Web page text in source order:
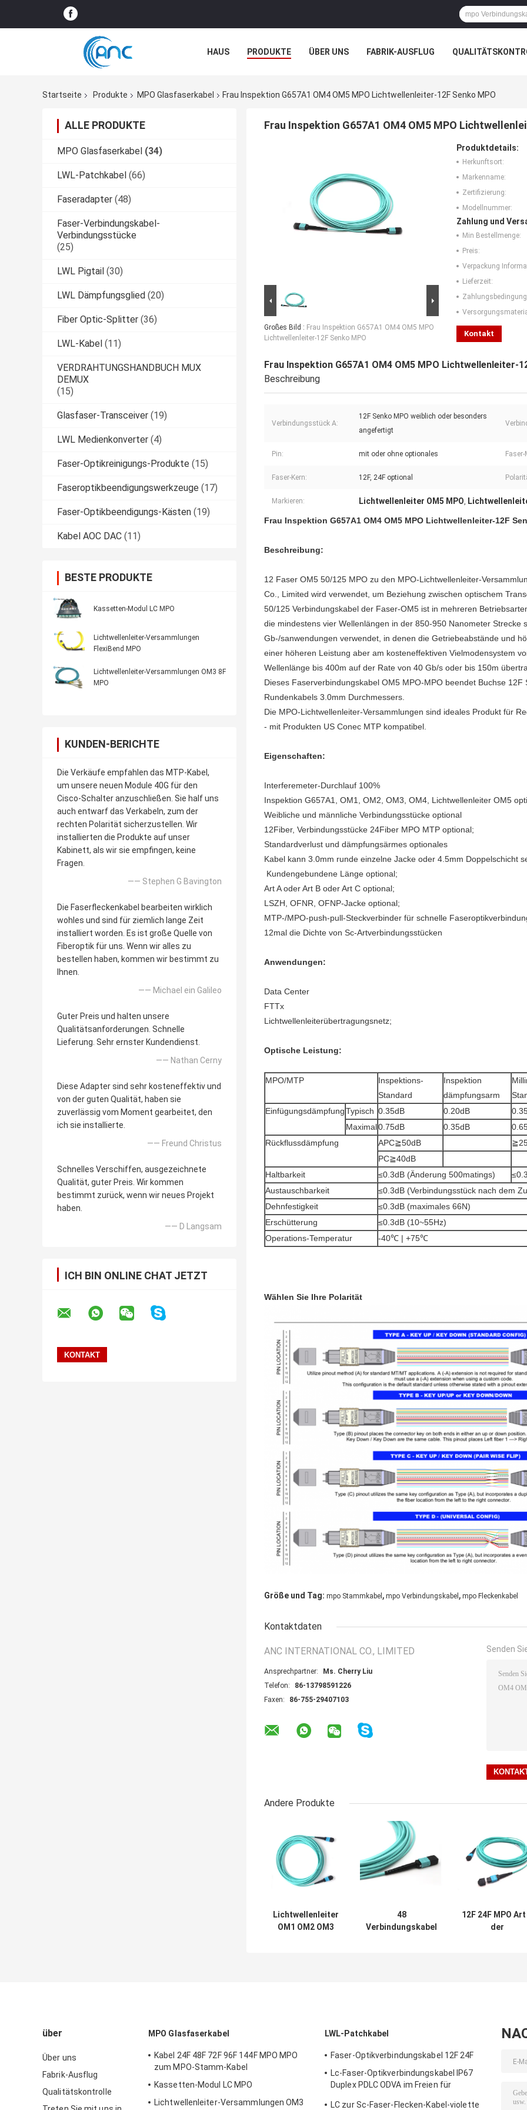
HAUS PRODUKTE ÜBER UNS FABRIK-AUSFLUG
Startseite
Produkte MPO Glasfaserkabel Frau Inspektion G657A1 OM4 OM5 MPO Lichtwellenleiter-12F Senko MPO
ALLE PRODUKTE
MPO Glasfaserkabel (34)
LWL-Patchkabel (66)
Faseradapter (48)
Faser-Verbindungskabel-
Verbindungsstücke
(25)
LWL Pigtail (30)
LWL Dämpfungsglied (20)
Fiber Optic-Splitter (36)
LWL-Kabel (11)
VERDRAHTUNGSHANDBUCH MUX
DEMUX
(15)
Glasfaser-Transceiver (19)
LWL Medienkonverter (4)
Faser-Optikreinigungs-Produkte (15)
Faseroptikbeendigungswerkzeuge (17)
Faser-Optikbeendigungs-Kästen (19)
Kabel AOC DAC (11)
BESTE PRODUKTE
Kassetten-Modul LC MPO
Lichtwellenleiter-Versammlungen
FlexiBend MPO
Lichtwellenleiter-Versammlungen OM3 8F
MPO
KUNDEN-BERICHTE
Die Verkäufe empfahlen das MTP-Kabel,
um unsere neuen Module 40G für den
Cisco-Schalter anzuschließen. Sie half uns
auch entwarf das Verkabeln, zum der
rechten Polarität sicherzustellen. Wir
installierten die Produkte auf unser
Kabinett, als wir sie empfingen, keine
Fragen.
—— Stephen G Bavington
Die Faserfleckenkabel bearbeiten wirklich
wohles und sind für ziemlich lange Zeit
installiert worden. Es ist große Quelle von
Fiberoptik für uns. Wenn wir alles zu
bestellen haben, kommen wir bestimmt zu
Ihnen.
—— Michael ein Galileo
Guter Preis und halten unsere
Qualitätsanforderungen. Schnelle
Lieferung. Sehr ernster Kundendienst.
—— Nathan Cerny
Diese Adapter sind sehr kosteneffektiv und
von der guten Qualität, haben sie
zuverlässig vom Moment gearbeitet, den
ich sie installierte.
—— Freund Christus
Schnelles Verschiffen, ausgezeichnete
Qualität, guter Preis. Wir kommen
bestimmt zurück, wenn wir neues Projekt
haben.
—— D Langsam
ICH BIN ONLINE CHAT JETZT
Frau Inspektion G657A1 OM4 OM5 MPO
Großes Bild : Frau Inspektion G657A1 OM4 OM5 MPO
Lichtwellenleiter-12F Senko MPO
Produktdetails:
Herkunftsort:
Markenname:
Zertifizierung:
Modellnummer:
Zahlung und
Min Bestellmenge:
Preis:
Verpackung
Lieferzeit:
Kontakt
Frau Inspektion G657A1 OM4 OM5 MPO Lichtwellenleiter-
Beschreibung
Verbindungsstück A:
12F Senko MPO weiblich oder besonders
angefertigt
Pin: mit oder ohne optionales
Faser-Kern: 12F, 24F optional
Markieren: Lichtwellenleiter OM5 MPO,
Frau Inspektion G657A1 OM4 OM5 MPO Lichtwellenleiter-12F
Beschreibung:
12 Faser OM5 50/125 MPO zu den MPO-Lichtwellenleiter-
Co., Limited wird verwendet, um Beziehung zwischen optischem
50/125 Verbindungskabel der Faser-OM5 ist in mehreren
die mindestens vier Wellenlängen in der 850-950 Nanometer Strecke
Gb-/sanwendungen verwendet, in denen die Getriebeabstände und
einer höheren Leistung aber am kosteneffektiven Vielmodensystem
Wellenlänge bis 400m auf der Rate von 40 Gb/s oder bis 150m
Dieses Faserverbindungskabel OM5 MPO-MPO beendet Buchse
Rundenkabels 3.0mm Durchmessers.
Die MPO-Lichtwellenleiter-Versammlungen sind ideales Produkt für
- mit Produkten US Conec MTP kompatibel.
Eigenschaften:
Interferemeter-Durchlauf 100%
Inspektion G657A1, OM1, OM2, OM3, OM4, Lichtwellenleiter OM5
Weibliche und männliche Verbindungsstücke optional
12Fiber, Verbindungsstücke 24Fiber MPO MTP optional;
Standardverlust und dämpfungsärmes optionales
Kabel kann 3.0mm runde einzelne Jacke oder 4.5mm Doppelschicht
Kundengebundene Länge optional;
Art A oder Art B oder Art C optional;
LSZH, OFNR, OFNP-Jacke optional;
MTP-/MPO-push-pull-Steckverbinder für schnelle
12mal die Dichte von Sc-Artverbindungsstücken
Anwendungen:
Data Center
FTTx
Lichtwellenleiterübertragungsnetz;
Optische Leistung:
MPO/MTP
Inspektions-
Standard
Inspektion
dämpfungsarm
EinfügungsdämpfungTypisch 0.35dB 0.20dB
Maximal0.75dB 0.35dB
Rückflussdämpfung
APC≧50dB
PC≧40dB
Haltbarkeit
≤0.3dB (Änderung 500matings)
Austauschbarkeit
≤0.3dB (Verbindungsstück nach dem
Dehnfestigkeit
≤0.3dB (maximales 66N)
Erschütterung
≤0.3dB (10~55Hz)
Operations-Temperatur
-40℃ | +75℃
Wählen Sie Ihre Polarität
Größe und Tag: mpo Stammkabel , mpo Verbindungskabel , mpo Fleckenkabel
Kontaktdaten
ANC INTERNATIONAL CO., LIMITED
Ansprechpartner:
Ms. Cherry Liu
Telefon:
86-13798591226
Faxen:
86-755-29407103
Senden
Andere Produkte
Lichtwellenleiter
OM1 OM2 OM3
48
Verbindungskabel
12F 24F MPO Art
der
über
Über uns
Fabrik-Ausflug
Qualitätskontrolle
MPO Glasfaserkabel
Kabel 24F 48F 72F 96F 144F MPO MPO
zum MPO-Stamm-Kabel
Kassetten-Modul LC MPO
Lichtwellenleiter-Versammlungen OM3
LWL-Patchkabel
Faser-Optikverbindungskabel 12F 24F
Lc-Faser-Optikverbindungskabel IP67
Duplex PDLC ODVA im Freien für
LC zur Sc-Faser-Flecken-Kabel-violette